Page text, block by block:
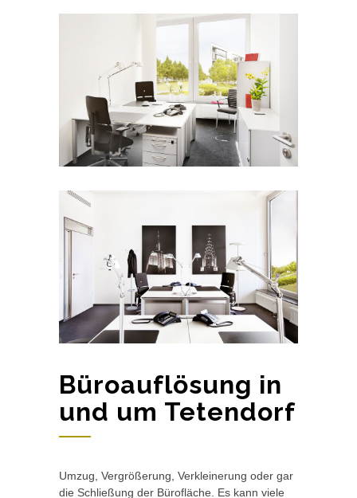
Büroauflösung in
und um Tetendorf
Umzug, Vergrößerung, Verkleinerung oder gar
die Schließung der Bürofläche. Es kann viele